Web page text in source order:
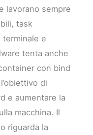
lavorano sempre
task
terminale e
tenta anche
con bind
di
e aumentare la
macchina. Il
riguarda la